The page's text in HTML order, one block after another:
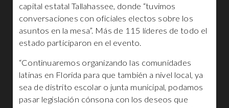
capital estatal Tallahassee, donde “tuvimos
conversaciones con oficiales electos sobre los
asuntos en la mesa”. Más de 115 líderes de todo el
estado participaron en el evento.
“Continuaremos organizando las comunidades
latinas en Florida para que también a nivel local, ya
sea de distrito escolar o junta municipal, podamos
pasar legislación cónsona con los deseos que